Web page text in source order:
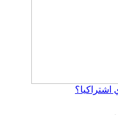
اشتراكيا؟